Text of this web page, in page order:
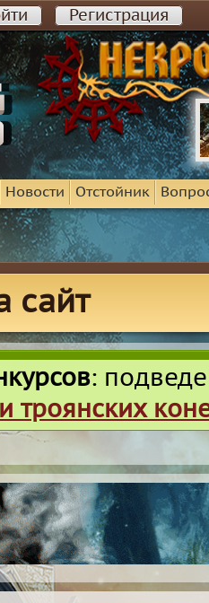
Регистрация
Новости Отстойник
сайт
:
троянских